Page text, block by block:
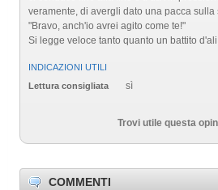
veramente, di avergli dato una pacca
"Bravo, anch'io avrei agito come te!"
Si legge veloce tanto quanto un battito
INDICAZIONI UTILI
Lettura consigliata
sì
Trovi utile questa
COMMENTI